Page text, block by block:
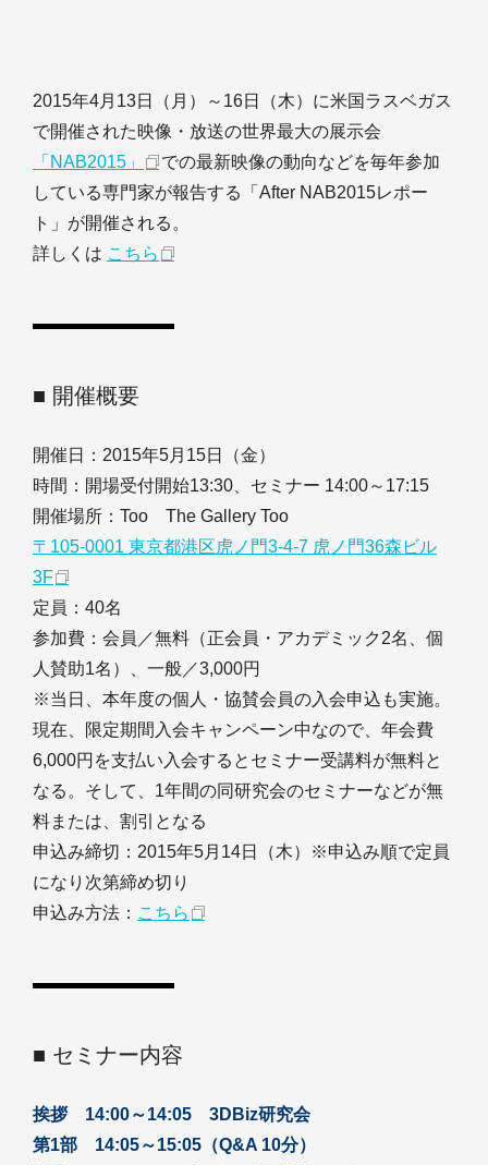
2015年4月13日（月）～16日（木）に米国ラスベガス
で開催された映像・放送の世界最大の展示会
「NAB2015」
での最新映像の動向などを毎年参加
している専門家が報告する「After NAB2015レポー
ト」が開催される。
詳しくは こちら
■ 開催概要
開催日：2015年5月15日（金）
時間：開場受付開始13:30、セミナー 14:00～17:15
開催場所：Too The Gallery Too
〒105-0001 東京都港区虎ノ門3-4-7 虎ノ門36森ビル
3F
定員：40名
参加費：会員／無料（正会員・アカデミック2名、個
人賛助1名）、一般／3,000円
※当日、本年度の個人・協賛会員の入会申込も実施。
現在、限定期間入会キャンペーン中なので、年会費
6,000円を支払い入会するとセミナー受講料が無料と
なる。そして、1年間の同研究会のセミナーなどが無
料または、割引となる
申込み締切：2015年5月14日（木）※申込み順で定員
になり次第締め切り
申込み方法： こちら
■ セミナー内容
挨拶 14:00～14:05 3DBiz研究会
第1部 14:05～15:05（Q&A 10分）